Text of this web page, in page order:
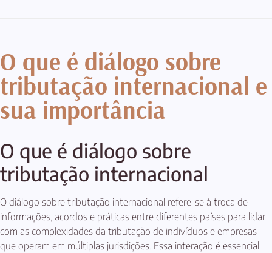
O que é diálogo sobre
tributação internacional e
sua importância
O que é diálogo sobre
tributação internacional
O diálogo sobre tributação internacional refere-se à troca de
informações, acordos e práticas entre diferentes países para lidar
com as complexidades da tributação de indivíduos e empresas
que operam em múltiplas jurisdições. Essa interação é essencial